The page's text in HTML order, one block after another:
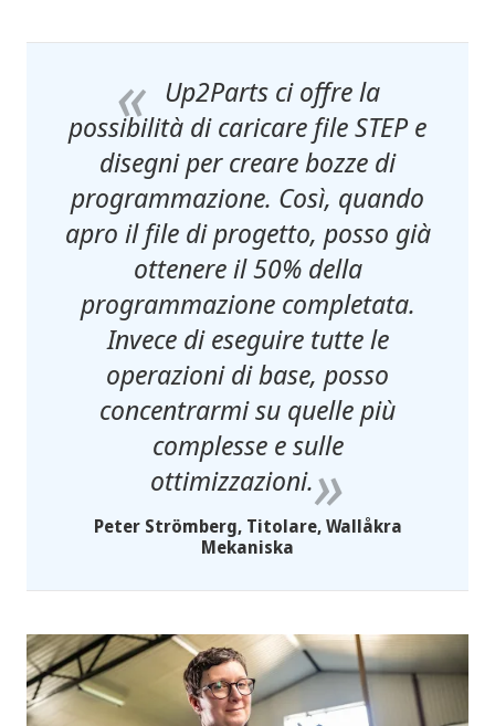
Up2Parts ci offre la
possibilità di caricare file STEP e
disegni per creare bozze di
programmazione. Così, quando
apro il file di progetto, posso già
ottenere il 50% della
programmazione completata.
Invece di eseguire tutte le
operazioni di base, posso
concentrarmi su quelle più
complesse e sulle
ottimizzazioni.
Peter Strömberg, Titolare, Wallåkra
Mekaniska